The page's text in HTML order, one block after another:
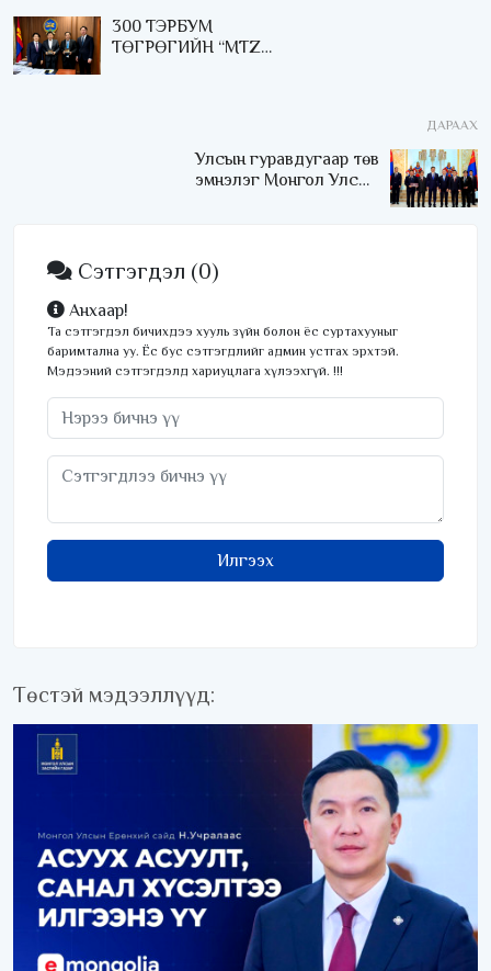
300 ТЭРБУМ
ТӨГРӨГИЙН “MTZ
ДАРААХ
Улсын гуравдугаар төв
эмнэлэг Монгол Улсын
Сэтгэгдэл (0)
Анхаар!
Та сэтгэгдэл бичихдээ хууль зүйн болон ёс суртахууныг
баримтална уу. Ёс бус сэтгэгдлийг админ устгах эрхтэй.
Мэдээний сэтгэгдэлд хариуцлага хүлээхгүй. !!!
Илгээх
Төстэй мэдээллүүд: